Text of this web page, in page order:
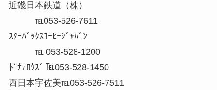
近畿日本鉄道（株）
℡053-526-7611
ｽﾀｰﾊﾞｯｸｽｺｰﾋｰｼﾞｬﾊﾟﾝ
℡ 053-528-1200
ﾄﾞﾅﾃﾛｳｽﾞ ℡053-528-1450
西日本宇佐美℡053-526-7511